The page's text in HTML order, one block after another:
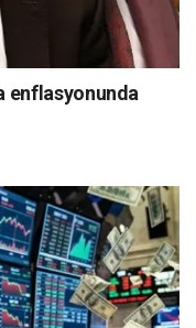
enflasyonunda